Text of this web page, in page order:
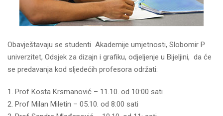
Obavještavaju se studenti Akademije umjetnosti, Slobomir P
univerzitet, Odsjek za dizajn i grafiku, odjeljenje u Bijeljini, da će
se predavanja kod sljedećih profesora održati:
Prof Kosta Krsmanović – 11.10. od 10:00 sati
Prof Milan Miletin – 05.10. od 8:00 sati